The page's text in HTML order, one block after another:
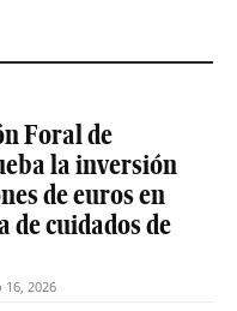
Foral de
la inversión
de euros en
de cuidados de
16, 2026